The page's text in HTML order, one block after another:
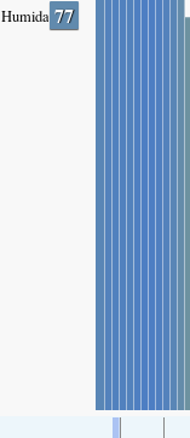
Humidade77